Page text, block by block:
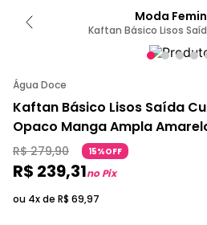
Moda
Kaftan Básico Lisos
Água Doce
Kaftan Básico Lisos Saída
Opaco Manga Ampla
R$ 279,90 15%OFF
R$ 239,31no Pix
ou 4x de R$ 69,97